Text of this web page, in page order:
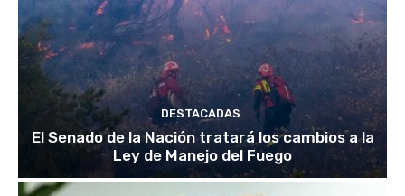
DESTACADAS
El Senado de la Nación tratará los cambios a la
Ley de Manejo del Fuego